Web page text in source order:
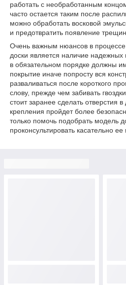
работать с необработанным
часто остается таким после
можно обработать восковой
и предотвратить появление
Очень важным нюансов в
доски является наличие
в обязательном порядке должны
покрытие иначе попросту вся
разваливаться после короткого
слову, прежде чем забивать
стоит заранее сделать отверстия в
крепления пройдет более
только помочь подобрать модель
проконсультировать касательно